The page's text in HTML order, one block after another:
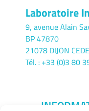
Laboratoire
9, avenue Alain
BP 47870
21078 DIJON
Tél. : +33 (0)3 80